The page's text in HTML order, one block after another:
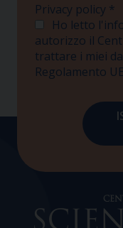
Privacy policy *
Ho letto
autorizzo il
trattare i miei
Regolamento